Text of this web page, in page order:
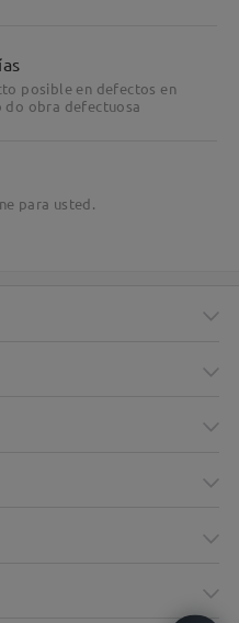
posible en defectos en
do obra defectuosa
para usted.